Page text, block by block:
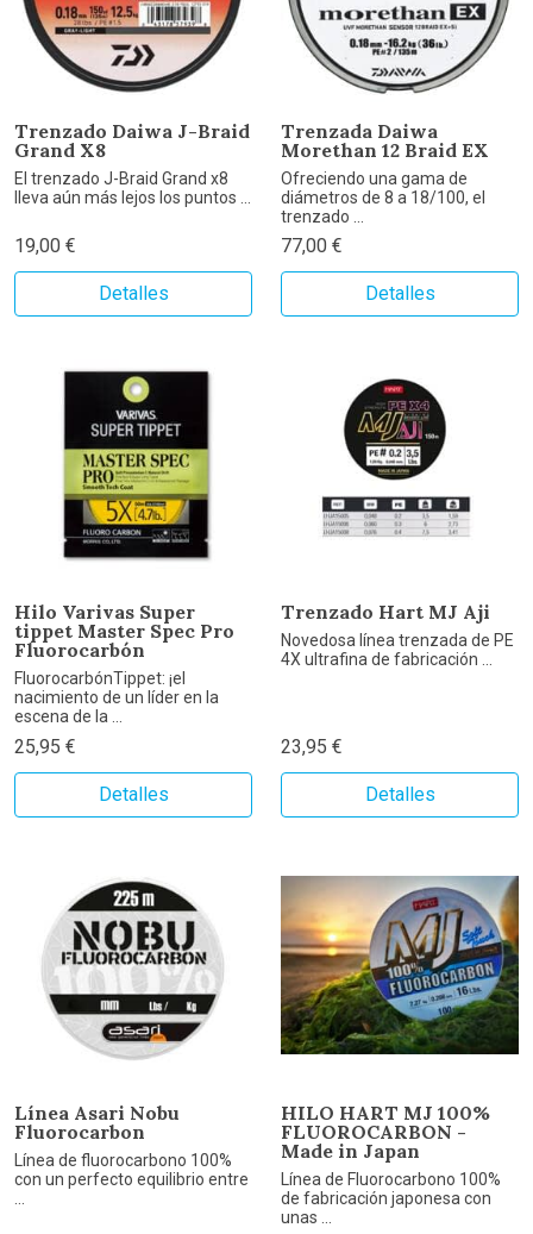
Trenzado Daiwa J-Braid
Grand X8
El trenzado J-Braid Grand x8
lleva aún más lejos los puntos ...
19,00 €
Detalles
Trenzada Daiwa
Morethan 12 Braid EX
Ofreciendo una gama de
diámetros de 8 a 18/100, el
trenzado ...
77,00 €
Detalles
Hilo Varivas Super
tippet Master Spec Pro
Fluorocarbón
FluorocarbónTippet: ¡el
nacimiento de un líder en la
escena de la ...
25,95 €
Detalles
Trenzado Hart MJ Aji
Novedosa línea trenzada de PE
4X ultrafina de fabricación ...
23,95 €
Detalles
Línea Asari Nobu
Fluorocarbon
Línea de fluorocarbono 100%
con un perfecto equilibrio entre
HILO HART MJ 100%
FLUOROCARBON -
Made in Japan
Línea de Fluorocarbono 100%
de fabricación japonesa con
unas ...